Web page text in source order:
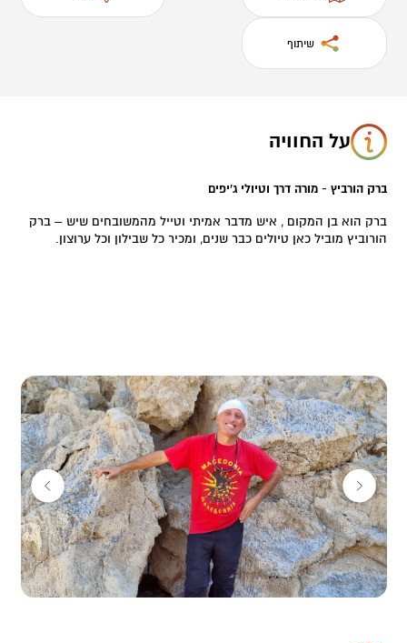
שיתוף
על החוויה
ברק הורביץ - מורה דרך וטיולי ג'יפים
ברק הוא בן המקום , איש מדבר אמיתי וטייל מהמשובחים שיש – ברק
הורוביץ מוביל כאן טיולים כבר שנים, ומכיר כל שבילון וכל ערוצון.